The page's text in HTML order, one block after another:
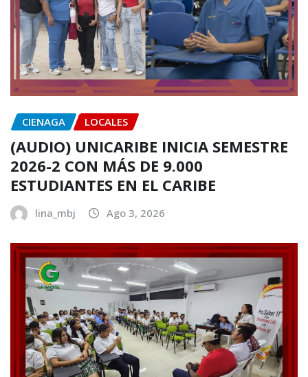
CIENAGA LOCALES
(AUDIO) UNICARIBE INICIA SEMESTRE
2026-2 CON MÁS DE 9.000
ESTUDIANTES EN EL CARIBE
lina_mbj Ago 3, 2026